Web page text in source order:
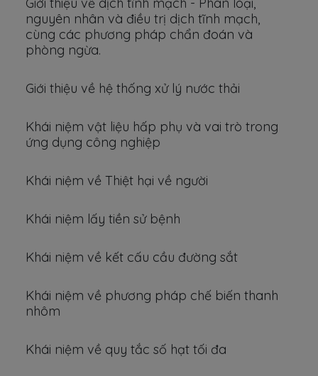
nguyên nhân và điều trị dịch tĩnh mạch,
cùng các phương pháp chẩn đoán và
phòng ngừa.
Giới thiệu về hệ thống xử lý nước thải
Khái niệm vật liệu hấp phụ và vai trò trong
ứng dụng công nghiệp
Khái niệm về Thiệt hại về người
Khái niệm lấy tiền sử bệnh
Khái niệm về kết cấu cầu đường sắt
Khái niệm về phương pháp chế biến thanh
nhôm
Khái niệm về quy tắc số hạt tối đa